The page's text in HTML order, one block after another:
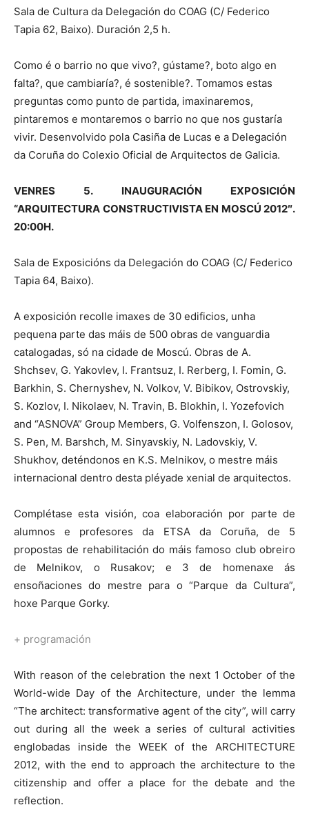
Sala de Cultura da Delegación do COAG (C/ Federico
Tapia 62, Baixo). Duración 2,5 h.
Como é o barrio no que vivo?, gústame?, boto algo en
falta?, que cambiaría?, é sostenible?. Tomamos estas
preguntas como punto de partida, imaxinaremos,
pintaremos e montaremos o barrio no que nos gustaría
vivir. Desenvolvido pola Casiña de Lucas e a Delegación
da Coruña do Colexio Oficial de Arquitectos de Galicia.
VENRES 5. INAUGURACIÓN EXPOSICIÓN
“ARQUITECTURA CONSTRUCTIVISTA EN MOSCÚ 2012″.
20:00H.
Sala de Exposicións da Delegación do COAG (C/ Federico
Tapia 64, Baixo).
A exposición recolle imaxes de 30 edificios, unha
pequena parte das máis de 500 obras de vanguardia
catalogadas, só na cidade de Moscú. Obras de A.
Shchsev, G. Yakovlev, I. Frantsuz, I. Rerberg, I. Fomin, G.
Barkhin, S. Chernyshev, N. Volkov, V. Bibikov, Ostrovskiy,
S. Kozlov, I. Nikolaev, N. Travin, B. Blokhin, I. Yozefovich
and “ASNOVA” Group Members, G. Volfenszon, I. Golosov,
S. Pen, M. Barshch, M. Sinyavskiy, N. Ladovskiy, V.
Shukhov, deténdonos en K.S. Melnikov, o mestre máis
internacional dentro desta pléyade xenial de arquitectos.
Complétase esta visión, coa elaboración por parte de
alumnos e profesores da ETSA da Coruña, de 5
propostas de rehabilitación do máis famoso club obreiro
de Melnikov, o Rusakov; e 3 de homenaxe ás
ensoñaciones do mestre para o “Parque da Cultura”,
hoxe Parque Gorky.
+ programación
With reason of the celebration the next 1 October of the
World-wide Day of the Architecture, under the lemma
“The architect: transformative agent of the city”, will carry
out during all the week a series of cultural activities
englobadas inside the WEEK of the ARCHITECTURE
2012, with the end to approach the architecture to the
citizenship and offer a place for the debate and the
reflection.